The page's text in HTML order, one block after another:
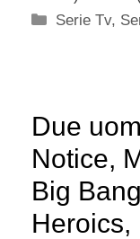
Categorie
Serie Tv,
Due
Notice,
Big
Heroics,